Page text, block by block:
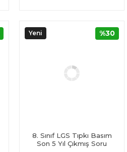
Yeni
8. Sınıf LGS Tıpkı Basım
Son 5 Yıl Çıkmış Soru
%30